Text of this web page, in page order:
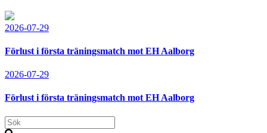
2026-07-29
Förlust i första träningsmatch mot EH Aalborg
2026-07-29
Förlust i första träningsmatch mot EH Aalborg